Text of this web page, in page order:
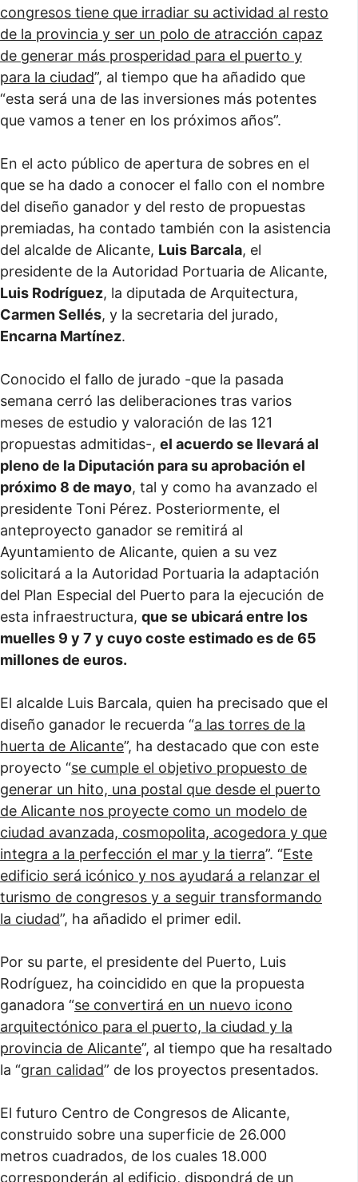
congresos tiene que irradiar su actividad al resto
de la provincia y ser un polo de atracción capaz
de generar más prosperidad para el puerto y
para la ciudad”, al tiempo que ha añadido que
“esta será una de las inversiones más potentes
que vamos a tener en los próximos años”.
En el acto público de apertura de sobres en el
que se ha dado a conocer el fallo con el nombre
del diseño ganador y del resto de propuestas
premiadas, ha contado también con la asistencia
del alcalde de Alicante, Luis Barcala, el
presidente de la Autoridad Portuaria de Alicante,
Luis Rodríguez, la diputada de Arquitectura,
Carmen Sellés, y la secretaria del jurado,
Encarna Martínez.
Conocido el fallo de jurado -que la pasada
semana cerró las deliberaciones tras varios
meses de estudio y valoración de las 121
propuestas admitidas-, el acuerdo se llevará al
pleno de la Diputación para su aprobación el
próximo 8 de mayo, tal y como ha avanzado el
presidente Toni Pérez. Posteriormente, el
anteproyecto ganador se remitirá al
Ayuntamiento de Alicante, quien a su vez
solicitará a la Autoridad Portuaria la adaptación
del Plan Especial del Puerto para la ejecución de
esta infraestructura, que se ubicará entre los
muelles 9 y 7 y cuyo coste estimado es de 65
millones de euros.
El alcalde Luis Barcala, quien ha precisado que el
diseño ganador le recuerda “a las torres de la
huerta de Alicante”, ha destacado que con este
proyecto “se cumple el objetivo propuesto de
generar un hito, una postal que desde el puerto
de Alicante nos proyecte como un modelo de
ciudad avanzada, cosmopolita, acogedora y que
integra a la perfección el mar y la tierra”. “Este
edificio será icónico y nos ayudará a relanzar el
turismo de congresos y a seguir transformando
la ciudad”, ha añadido el primer edil.
Por su parte, el presidente del Puerto, Luis
Rodríguez, ha coincidido en que la propuesta
ganadora “se convertirá en un nuevo icono
arquitectónico para el puerto, la ciudad y la
provincia de Alicante”, al tiempo que ha resaltado
la “gran calidad” de los proyectos presentados.
El futuro Centro de Congresos de Alicante,
construido sobre una superficie de 26.000
metros cuadrados, de los cuales 18.000
corresponderán al edificio, dispondrá de un